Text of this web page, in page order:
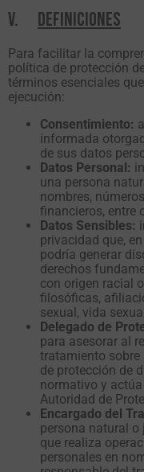
V. DEFINICIONES
Para facilitar la
política de protección
términos esenciales
ejecución:
Consentimiento:
informada
de sus datos
Datos Personal:
una persona
nombres,
financieros, entre
Datos Sensibles:
privacidad que,
podría generar
derechos
con origen racial
filosóficas,
sexual, vida
Delegado de
para asesorar al
tratamiento sobre
de protección de
normativo y
Autoridad de
Encargado del
persona natural
que realiza
personales en